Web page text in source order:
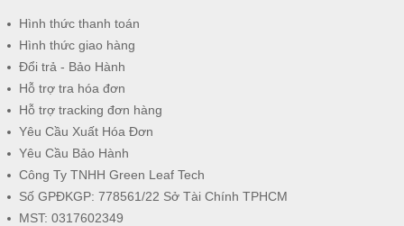
Hình thức thanh toán
Hình thức giao hàng
Đổi trả - Bảo Hành
Hỗ trợ tra hóa đơn
Hỗ trợ tracking đơn hàng
Yêu Cầu Xuất Hóa Đơn
Yêu Cầu Bảo Hành
Công Ty TNHH Green Leaf Tech
Số GPĐKGP: 778561/22 Sở Tài Chính TPHCM
MST: 0317602349